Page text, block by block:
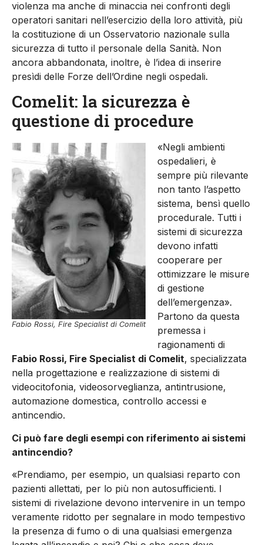
violenza ma anche di minaccia nei confronti degli
operatori sanitari nell’esercizio della loro attività, più
la costituzione di un Osservatorio nazionale sulla
sicurezza di tutto il personale della Sanità. Non
ancora abbandonata, inoltre, è l’idea di inserire
presìdi delle Forze dell’Ordine negli ospedali.
Comelit: la sicurezza è
questione di procedure
Fabio Rossi, Fire Specialist di Comelit
«Negli ambienti
ospedalieri, è
sempre più rilevante
non tanto l’aspetto
sistema, bensì quello
procedurale. Tutti i
sistemi di sicurezza
devono infatti
cooperare per
ottimizzare le misure
di gestione
dell’emergenza».
Partono da questa
premessa i
ragionamenti di
Fabio Rossi, Fire Specialist di Comelit, specializzata
nella progettazione e realizzazione di sistemi di
videocitofonia, videosorveglianza, antintrusione,
automazione domestica, controllo accessi e
antincendio.
Ci può fare degli esempi con riferimento ai sistemi
antincendio?
«Prendiamo, per esempio, un qualsiasi reparto con
pazienti allettati, per lo più non autosufficienti. I
sistemi di rivelazione devono intervenire in un tempo
veramente ridotto per segnalare in modo tempestivo
la presenza di fumo o di una qualsiasi emergenza